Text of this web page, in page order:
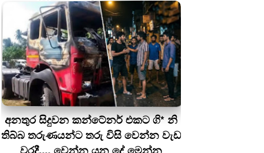
අනතුර සිදුවන කන්ටේනර් එකට ගි* නි
තිබ්බ තරුණයන්ට තරු විසි වෙන්න වැඩ